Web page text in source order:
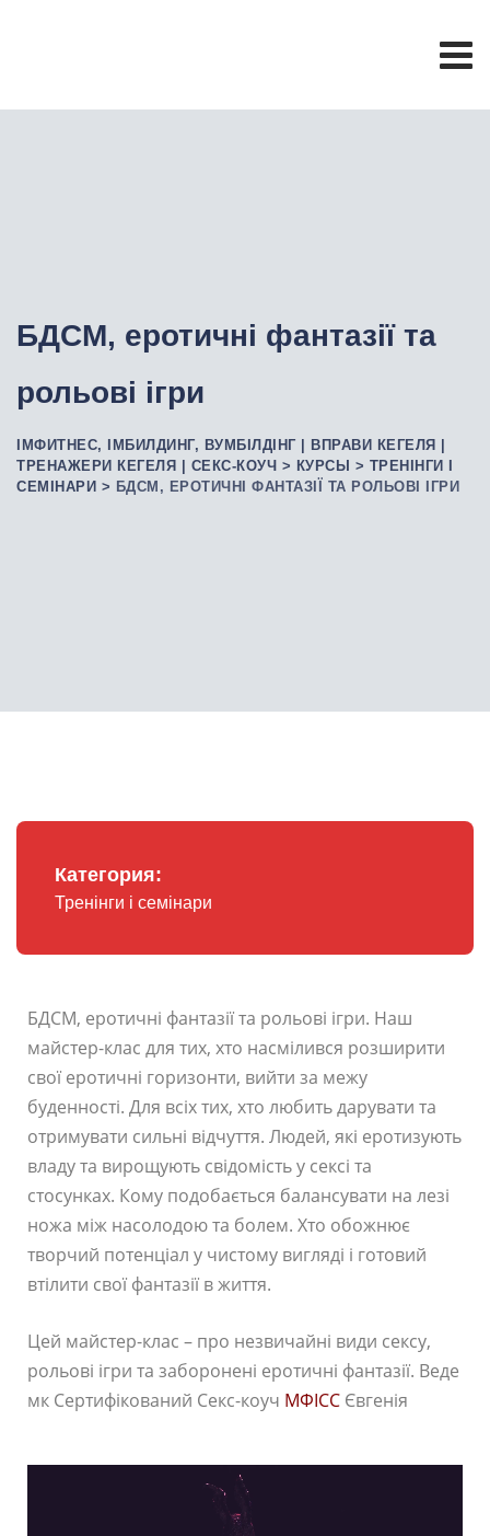
БДСМ, еротичні фантазії та
рольові ігри
ІМФИТНЕС, ІМБИЛДИНГ, ВУМБІЛДІНГ | ВПРАВИ КЕГЕЛЯ |
ТРЕНАЖЕРИ КЕГЕЛЯ | СЕКС-КОУЧ > КУРСЫ > ТРЕНІНГИ І
СЕМІНАРИ > БДСМ, ЕРОТИЧНІ ФАНТАЗІЇ ТА РОЛЬОВІ ІГРИ
Категория:
Тренінги і семінари
БДСМ, еротичні фантазії та рольові ігри. Наш
майстер-клас для тих, хто насмілився розширити
свої еротичні горизонти, вийти за межу
буденності. Для всіх тих, хто любить дарувати та
отримувати сильні відчуття. Людей, які еротизують
владу та вирощують свідомість у сексі та
стосунках. Кому подобається балансувати на лезі
ножа між насолодою та болем. Хто обожнює
творчий потенціал у чистому вигляді і готовий
втілити свої фантазії в життя.
Цей майстер-клас – про незвичайні види сексу,
рольові ігри та заборонені еротичні фантазії. Веде
мк Сертифікований Секс-коуч МФІСС Євгенія